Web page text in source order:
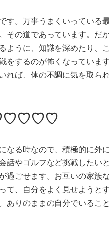
す。万事うまくいっている
その道であっています。だ
ように、知識を深めたり、
をするのが怖くなっていま
れば、体の不調に気を取ら
なる時なので、積極的に外
話やゴルフなど挑戦したい
過ごせます。お互いの家族
て、自分をよく見せようと
ありのままの自分でいるこ